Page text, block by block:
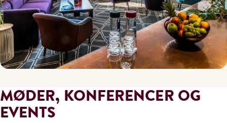
MØDER, KONFERENCER OG
EVENTS